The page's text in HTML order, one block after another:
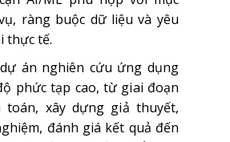
ràng buộc dữ liệu và yêu
thực tế.
án nghiên cứu ứng dụng
phức tạp cao, từ giai đoạn
toán, xây dựng giả thuyết,
đánh giá kết quả đến